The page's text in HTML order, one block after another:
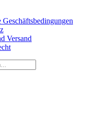
Versand